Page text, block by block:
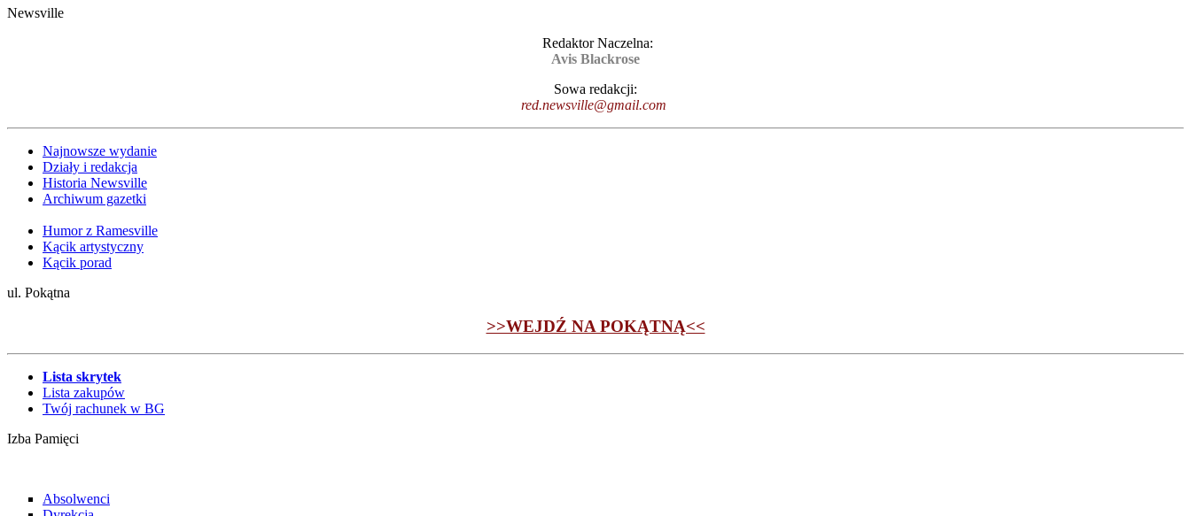
Newsville
Redaktor Naczelna:
Avis Blackrose
Sowa redakcji:
red.newsville@gmail.com
Najnowsze wydanie
Działy i redakcja
Historia Newsville
Archiwum gazetki
Humor z Ramesville
Kącik artystyczny
Kącik porad
ul. Pokątna
>>WEJDŹ NA POKĄTNĄ<<
Lista skrytek
Lista zakupów
Twój rachunek w BG
Izba Pamięci
Absolwenci